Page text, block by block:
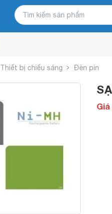
Thiết bị chiếu sáng Đèn pin